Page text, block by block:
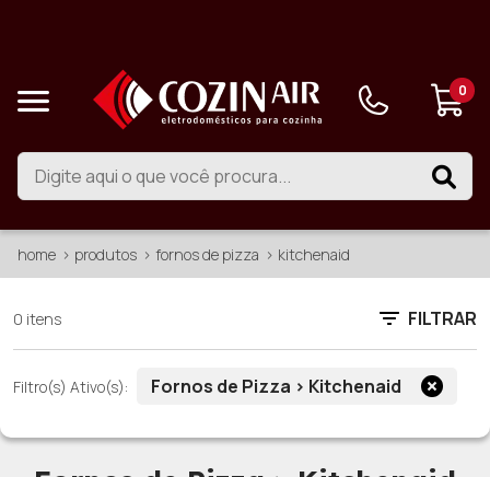
0
home produtos fornos de pizza kitchenaid
0 itens FILTRAR
Filtro(s) Ativo(s): Fornos de Pizza > Kitchenaid